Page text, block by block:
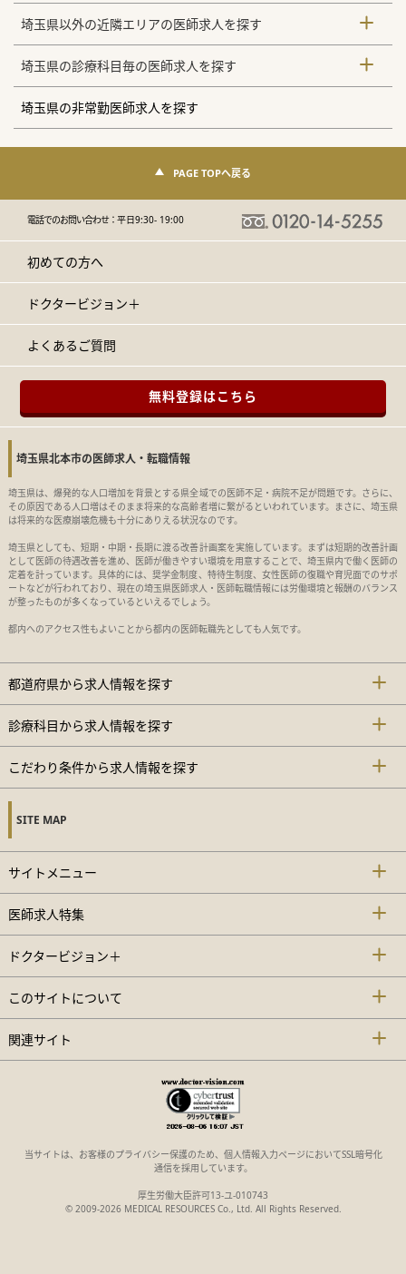
埼玉県以外の近隣エリアの医師求人を探す
埼玉県の診療科目毎の医師求人を探す
埼玉県の非常勤医師求人を探す
PAGE TOPへ戻る
電話でのお問い合わせ：平日9:30- 19:00
初めての方へ
ドクタービジョン＋
よくあるご質問
無料登録はこちら
埼玉県北本市の医師求人・転職情報
埼玉県は、爆発的な人口増加を背景とする県全域での医師不足・病院不足が問題です。さらに、
その原因である人口増はそのまま将来的な高齢者増に繋がるといわれています。まさに、埼玉県
は将来的な医療崩壊危機も十分にありえる状況なのです。
埼玉県としても、短期・中期・長期に渡る改善計画案を実施しています。まずは短期的改善計画
として医師の待遇改善を進め、医師が働きやすい環境を用意することで、埼玉県内で働く医師の
定着を計っています。具体的には、奨学金制度、特待生制度、女性医師の復職や育児面でのサポ
ートなどが行われており、現在の埼玉県医師求人・医師転職情報には労働環境と報酬のバランス
が整ったものが多くなっているといえるでしょう。
都内へのアクセス性もよいことから都内の医師転職先としても人気です。
都道府県から求人情報を探す
診療科目から求人情報を探す
こだわり条件から求人情報を探す
SITE MAP
サイトメニュー
医師求人特集
ドクタービジョン＋
このサイトについて
関連サイト
当サイトは、お客様のプライバシー保護のため、個人情報入力ページにおいてSSL暗号化
通信を採用しています。
厚生労働大臣許可13-ユ-010743
© 2009-2026 MEDICAL RESOURCES Co., Ltd. All Rights Reserved.